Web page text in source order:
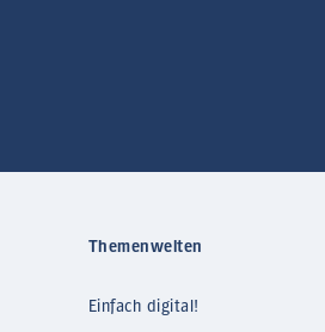
Themenwelten
Einfach digital!